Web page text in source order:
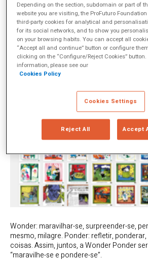
Wonder: maravilhar-se, surpreender-se,
mesmo, milagre. Ponder: refletir,
coisas. Assim, juntos, a Wonder Ponder
“maravilhe-se e pondere-se”.
Depending on the section, subdomain or part of
website you are visiting, the ProFuturo
third-party cookies for analytical and
for its social networks, and to show you
on your browsing habits. You can accept all
“Accept all and continue” button or configure
clicking on the “Configure/Reject Cookies”
information, please see our
Cookies Policy
Cookies Settings
Reject All Accept